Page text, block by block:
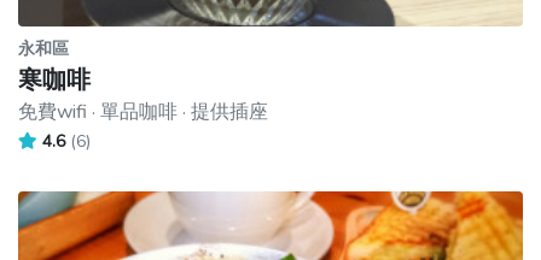
永和區
寒咖啡
免費wifi · 單品咖啡 · 提供插座
4.6 (6)